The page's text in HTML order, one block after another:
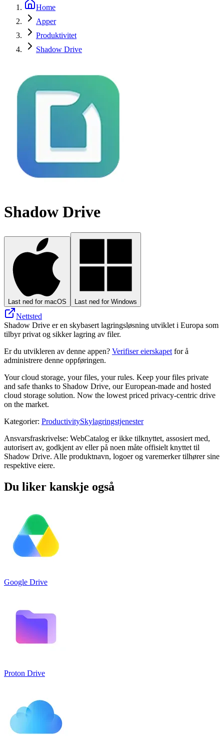
Home
Apper
Produktivitet
Shadow Drive
Shadow Drive
Last ned for macOS Last ned for Windows
Nettsted
Shadow Drive er en skybasert lagringsløsning utviklet i Europa som
tilbyr privat og sikker lagring av filer.
Er du utvikleren av denne appen? Verifiser eierskapet for å
administrere denne oppføringen.
Your cloud storage, your files, your rules. Keep your files private
and safe thanks to Shadow Drive, our European-made and hosted
cloud storage solution. Now the lowest priced privacy-centric drive
on the market.
Kategorier: ProductivitySkylagringstjenester
Ansvarsfraskrivelse: WebCatalog er ikke tilknyttet, assosiert med,
autorisert av, godkjent av eller på noen måte offisielt knyttet til
Shadow Drive. Alle produktnavn, logoer og varemerker tilhører sine
respektive eiere.
Du liker kanskje også
Google Drive
Proton Drive